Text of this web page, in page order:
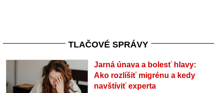
TLAČOVÉ SPRÁVY
Jarná únava a bolesť hlavy:
Ako rozlíšiť migrénu a kedy
navštíviť experta